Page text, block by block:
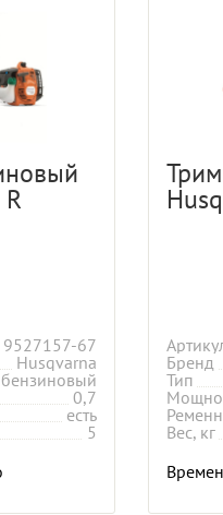
9527157-67
Husqvarna
бензиновый
0,7
есть
5
Бренд
Тип
Вес, кг